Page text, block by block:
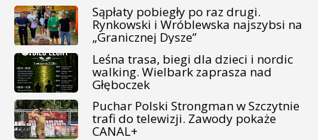
Sąpłaty pobiegły po raz drugi.
Rynkowski i Wróblewska najszybsi na
„Granicznej Dysze”
Leśna trasa, biegi dla dzieci i nordic
walking. Wielbark zaprasza nad
Głęboczek
Puchar Polski Strongman w Szczytnie
trafi do telewizji. Zawody pokaże
CANAL+